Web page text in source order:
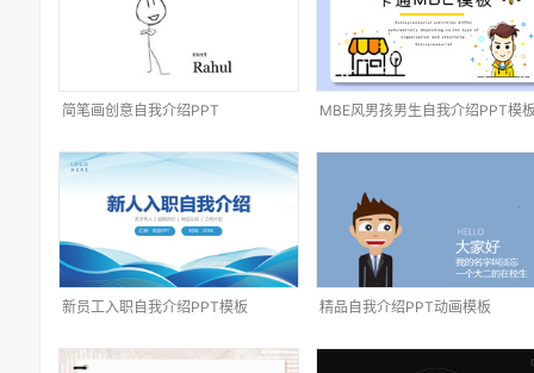
简笔画创意自我介绍PPT MBE风男孩男生自我介绍PPT模
新员工入职自我介绍PPT模板 精品自我介绍PPT动画模板